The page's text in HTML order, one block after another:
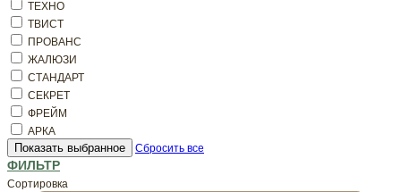
ТЕХНО
ТВИСТ
ПРОВАНС
ЖАЛЮЗИ
СТАНДАРТ
СЕКРЕТ
ФРЕЙМ
АРКА
Показать выбранное Сбросить все
ФИЛЬТР
Сортировка